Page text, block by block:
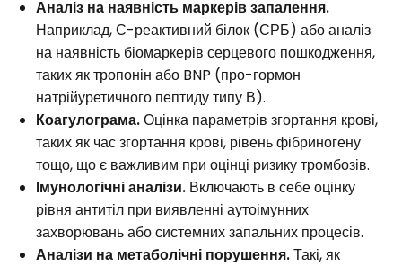
Аналіз на наявність маркерів запалення.
Наприклад, С-реактивний білок (СРБ) або аналіз
на наявність біомаркерів серцевого пошкодження,
таких як тропонін або BNP (про-гормон
натрійуретичного пептиду типу В).
Коагулограма.Оцінка параметрів згортання крові,
таких як час згортання крові, рівень фібриногену
тощо, що є важливим при оцінці ризику тромбозів.
Імунологічні аналізи. Включають в себе оцінку
рівня антитіл при виявленні аутоімунних
захворювань або системних запальних процесів.
Аналізи на метаболічні порушення.Такі, як